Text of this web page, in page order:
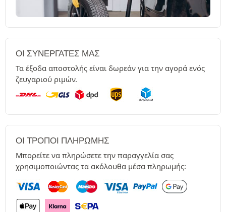
ΟΙ ΣΥΝΕΡΓΆΤΕΣ ΜΑΣ
Τα έξοδα αποστολής είναι δωρεάν για την αγορά ενός
ζευγαριού ριμών.
ΟΙ ΤΡΌΠΟΙ ΠΛΗΡΩΜΉΣ
Μπορείτε να πληρώσετε την παραγγελία σας
χρησιμοποιώντας τα ακόλουθα μέσα πληρωμής: